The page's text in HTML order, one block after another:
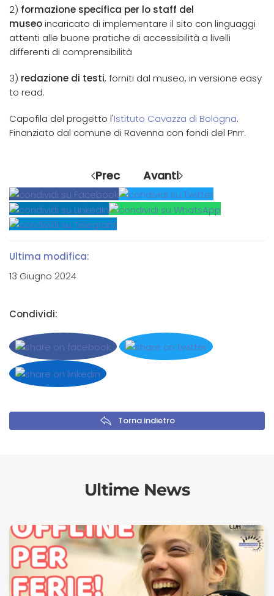
Ultima modifica:
13 Giugno 2024
Condividi:
Torna indietro
2) formazione specifica per lo staff del
museoincaricato di implementare il sito con linguaggi
attenti alle buone pratiche di accessibilità a livelli
differenti di comprensibilità
3) redazione di testi, forniti dal museo, in versione easy
to read.
Capofila del progetto l'Istituto Cavazza di Bologna.
Finanziato dal comune di Ravenna con fondi del Pnrr.
Prec Avanti
Ultime News